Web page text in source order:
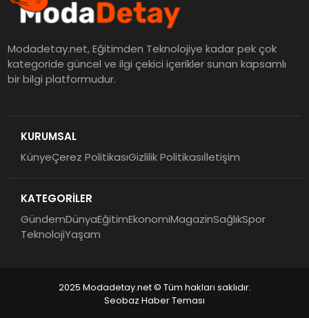
Modadetay.net, Eğitimden Teknolojiye kadar pek çok
kategoride güncel ve ilgi çekici içerikler sunan kapsamlı
bir bilgi platformudur.
KURUMSAL
KünyeÇerez PolitikasıGizlilik Politikasıİletişim
KATEGORİLER
GündemDünyaEğitimEkonomiMagazinSağlıkSpor
TeknolojiYaşam
2025 Modadetay.net © Tüm hakları saklıdır.
Seobaz Haber Teması